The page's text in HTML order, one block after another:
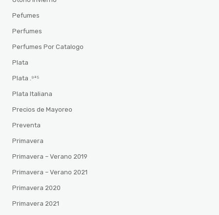
Pefumes
Perfumes
Perfumes Por Catalogo
Plata
Plata .⁹²⁵
Plata Italiana
Precios de Mayoreo
Preventa
Primavera
Primavera – Verano 2019
Primavera – Verano 2021
Primavera 2020
Primavera 2021